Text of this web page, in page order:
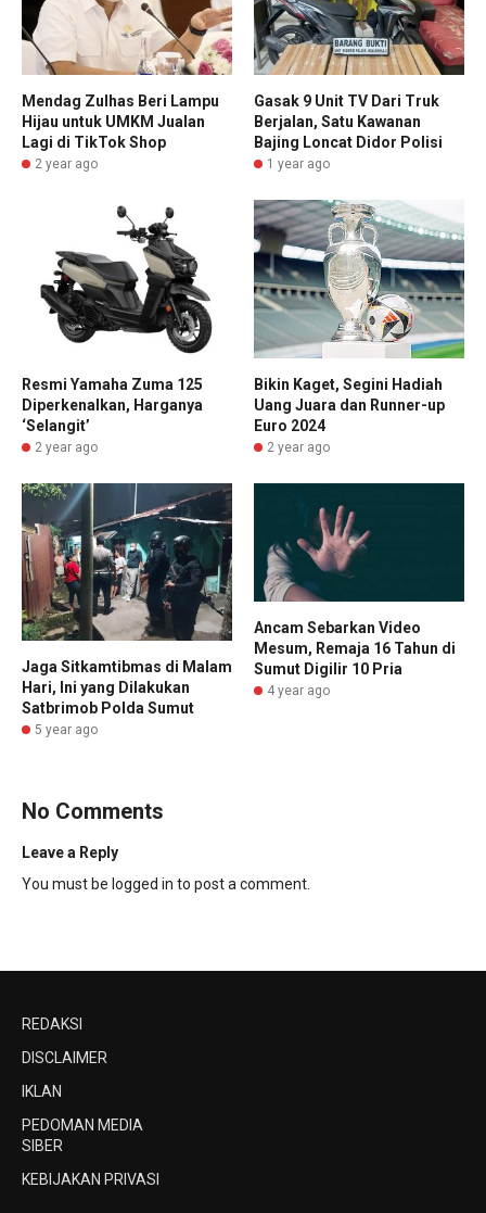
Mendag Zulhas Beri Lampu
Hijau untuk UMKM Jualan
Lagi di TikTok Shop
2 year ago
Gasak 9 Unit TV Dari Truk
Berjalan, Satu Kawanan
Bajing Loncat Didor Polisi
1 year ago
Resmi Yamaha Zuma 125
Diperkenalkan, Harganya
‘Selangit’
2 year ago
Bikin Kaget, Segini Hadiah
Uang Juara dan Runner-up
Euro 2024
2 year ago
Jaga Sitkamtibmas di Malam
Hari, Ini yang Dilakukan
Satbrimob Polda Sumut
5 year ago
Ancam Sebarkan Video
Mesum, Remaja 16 Tahun di
Sumut Digilir 10 Pria
4 year ago
No Comments
Leave a Reply
You must be logged in to post a comment.
REDAKSI
DISCLAIMER
IKLAN
PEDOMAN MEDIA
SIBER
KEBIJAKAN PRIVASI